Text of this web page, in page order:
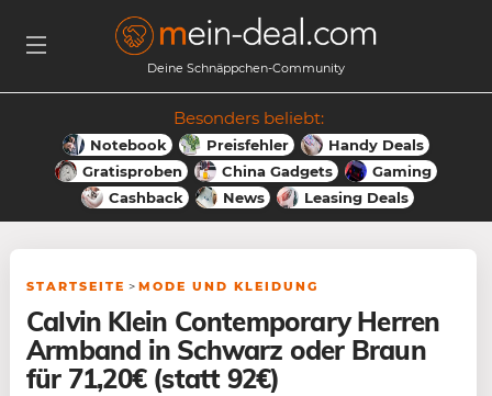
Deine Schnäppchen-Community
Besonders beliebt:
Notebook Preisfehler
Handy Deals
Gratisproben
China Gadgets
Gaming
Cashback
News Leasing Deals
STARTSEITE > MODE UND KLEIDUNG
Calvin Klein Contemporary Herren
Armband in Schwarz oder Braun
für 71,20€ (statt 92€)